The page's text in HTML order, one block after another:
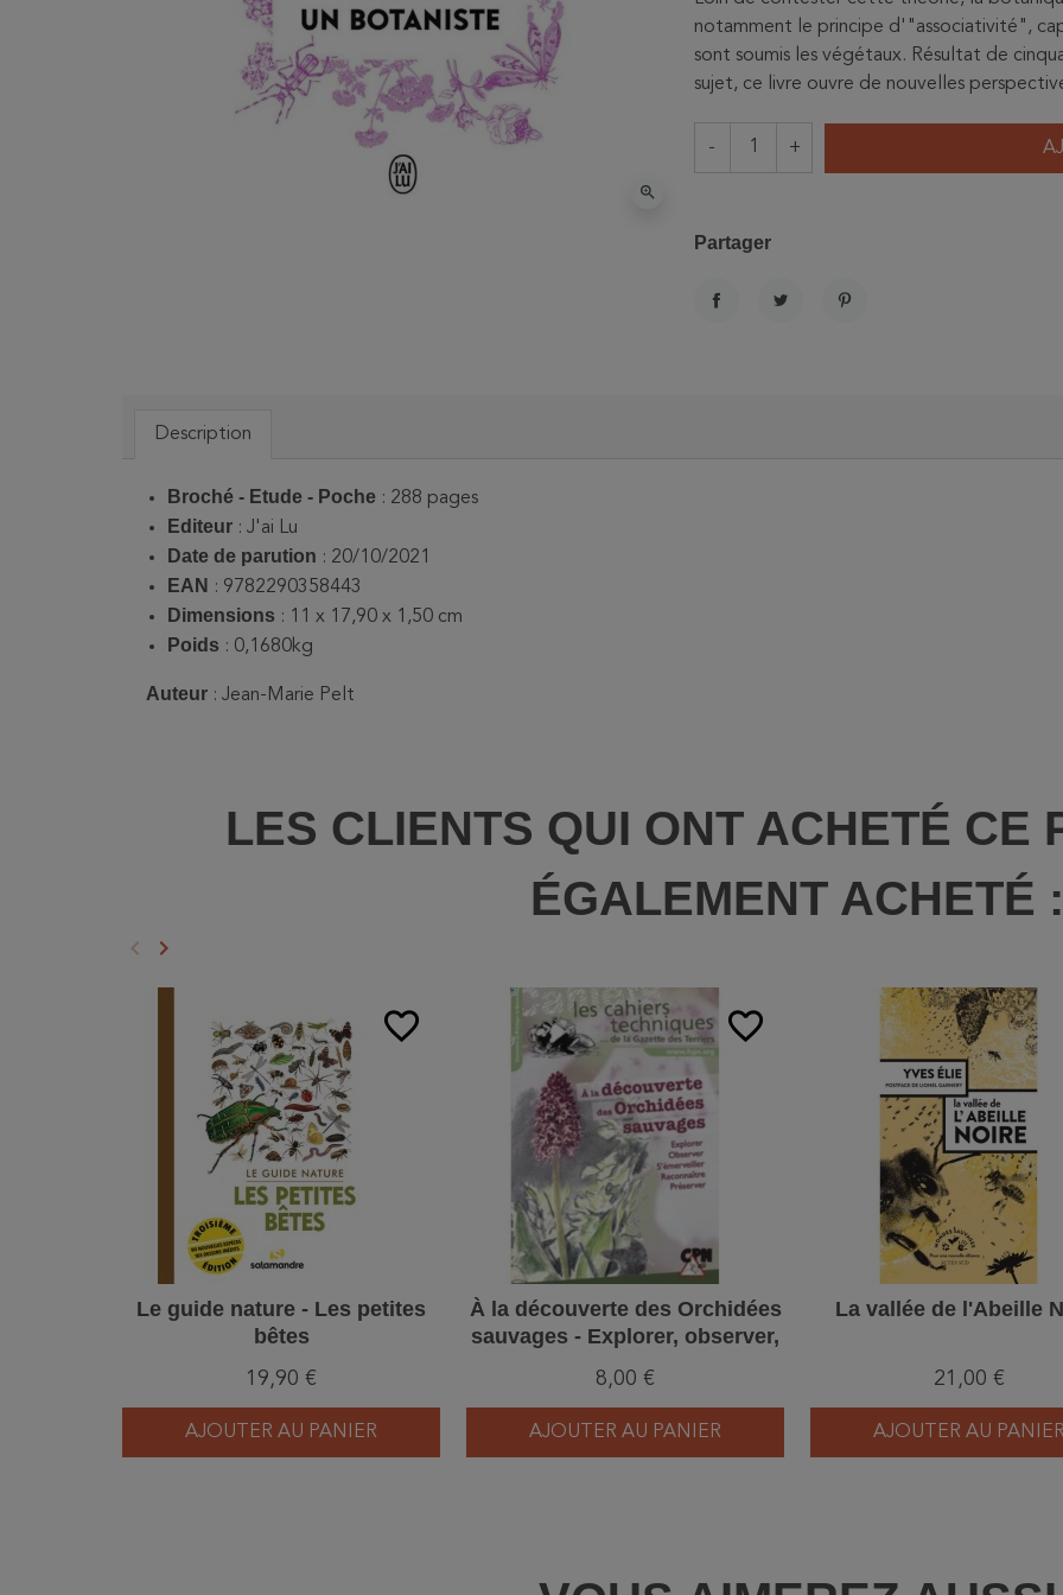
zoom_in
notamment le principe d'"associativité",
sont soumis les végétaux. Résultat de
sujet, ce livre ouvre de nouvelles
- +
Partager
Description
Broché - Etude - Poche : 288 pages
Editeur : J'ai Lu
Date de parution : 20/10/2021
EAN : 9782290358443
Dimensions : 11 x 17,90 x 1,50 cm
Poids : 0,1680kg
Auteur : Jean-Marie Pelt
LES CLIENTS QUI ONT ACHETÉ CE
ÉGALEMENT ACHETÉ :
Précédent
keyboard_arrow_left Suivant
keyboard_arrow_right
favorite_border
Le guide nature - Les petites
bêtes
19,90 €
AJOUTER AU PANIER
favorite_border
À la découverte des Orchidées
sauvages - Explorer, observer,
s'émerveiller, reconnaître,
préserver
8,00 €
AJOUTER AU PANIER
La vallée de l'Abeille
21,00 €
AJOUTER AU PANIER